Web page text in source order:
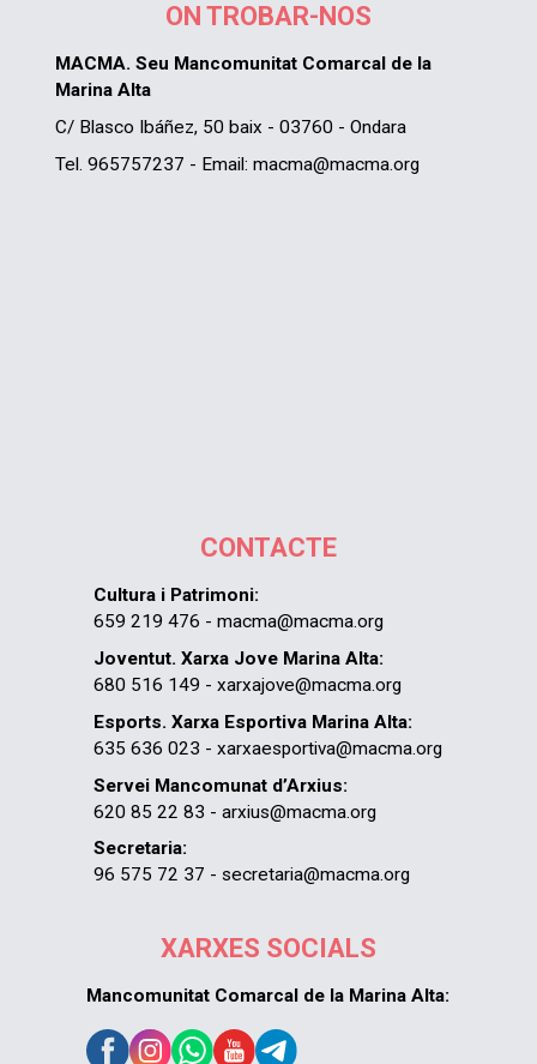
ON TROBAR-NOS
MACMA. Seu Mancomunitat Comarcal de la
Marina Alta
C/ Blasco Ibáñez, 50 baix - 03760 - Ondara
Tel. 965757237 - Email: macma@macma.org
CONTACTE
Cultura i Patrimoni:
659 219 476 - macma@macma.org
Joventut. Xarxa Jove Marina Alta:
680 516 149 - xarxajove@macma.org
Esports. Xarxa Esportiva Marina Alta:
635 636 023 - xarxaesportiva@macma.org
Servei Mancomunat d’Arxius:
620 85 22 83 - arxius@macma.org
Secretaria:
96 575 72 37 - secretaria@macma.org
XARXES SOCIALS
Mancomunitat Comarcal de la Marina Alta: